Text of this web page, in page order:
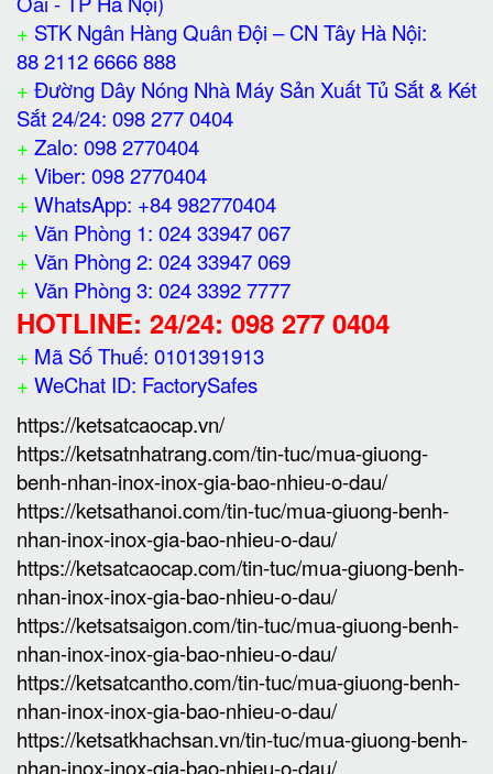
+ STK Ngân Hàng Quân Đội – CN Tây Hà Nội:
88 2112 6666 888
+ Đường Dây Nóng Nhà Máy Sản Xuất Tủ Sắt & Két
Sắt 24/24: 098 277 0404
+ Zalo: 098 2770404
+ Viber: 098 2770404
+ WhatsApp: +84 982770404
+ Văn Phòng 1: 024 33947 067
+ Văn Phòng 2: 024 33947 069
+ Văn Phòng 3: 024 3392 7777
HOTLINE: 24/24: 098 277 0404
+ Mã Số Thuế: 0101391913
+ WeChat ID: FactorySafes
https://ketsatcaocap.vn/
https://ketsatnhatrang.com/tin-tuc/mua-giuong-
benh-nhan-inox-inox-gia-bao-nhieu-o-dau/
https://ketsathanoi.com/tin-tuc/mua-giuong-benh-
nhan-inox-inox-gia-bao-nhieu-o-dau/
https://ketsatcaocap.com/tin-tuc/mua-giuong-benh-
nhan-inox-inox-gia-bao-nhieu-o-dau/
https://ketsatsaigon.com/tin-tuc/mua-giuong-benh-
nhan-inox-inox-gia-bao-nhieu-o-dau/
https://ketsatcantho.com/tin-tuc/mua-giuong-benh-
nhan-inox-inox-gia-bao-nhieu-o-dau/
https://ketsatkhachsan.vn/tin-tuc/mua-giuong-benh-
nhan-inox-inox-gia-bao-nhieu-o-dau/